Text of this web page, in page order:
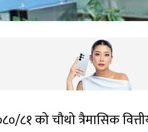
को चौथो त्रैमासिक